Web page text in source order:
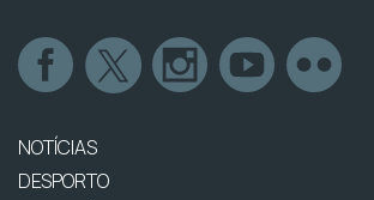
NOTÍCIAS
DESPORTO